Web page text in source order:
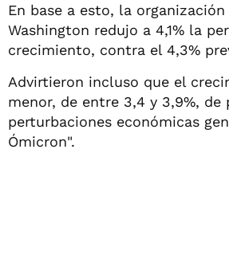
En base a esto, la
Washington redujo a 4,1% la
crecimiento, contra el 4,3%
Advirtieron incluso que el
menor, de entre 3,4 y 3,9%, de
perturbaciones económicas
Ómicron".